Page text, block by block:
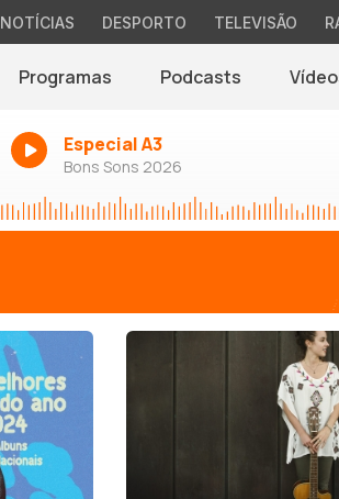
NOTÍCIAS DESPORTO TELEVISÃO
Programas Podcasts
Especial A3
Bons Sons 2026